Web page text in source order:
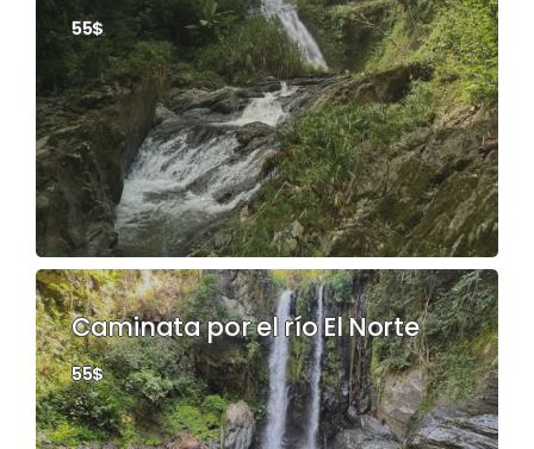
55$
Caminata por el río El Norte
55$